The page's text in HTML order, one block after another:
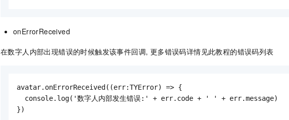
onErrorReceived
在数字人内部出现错误的时候触发该事件回调, 更多错误码详情见此教程的错误码列表
avatar.onErrorReceived((err:TYError) => {
  console.log('数字人内部发生错误:' + err.code + ' ' + err.message)
})